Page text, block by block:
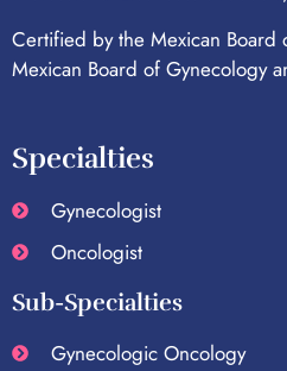
Certified by the Mexican Board
Mexican Board of Gynecology
Specialties
Gynecologist
Oncologist
Sub-Specialties
Gynecologic Oncology